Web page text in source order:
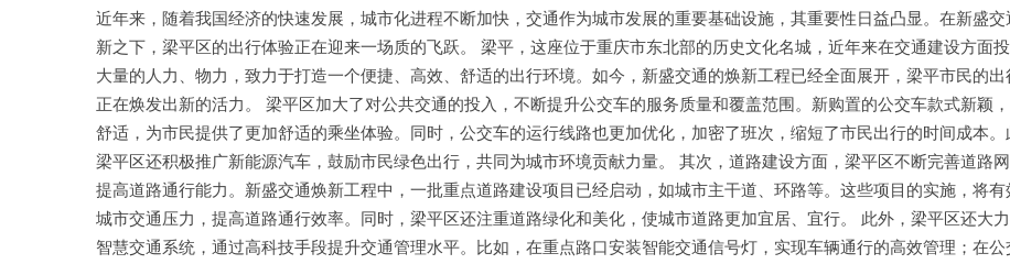
近年来，随着我国经济的快速发展，城市化进程不断加快，交通作为城市发展的重要基础设施，其重要性日益凸显。在新盛交
新之下，梁平区的出行体验正在迎来一场质的飞跃。 梁平，这座位于重庆市东北部的历史文化名城，近年来在交通建设方面
大量的人力、物力，致力于打造一个便捷、高效、舒适的出行环境。如今，新盛交通的焕新工程已经全面展开，梁平市民的出
正在焕发出新的活力。 梁平区加大了对公共交通的投入，不断提升公交车的服务质量和覆盖范围。新购置的公交车款式新颖
舒适，为市民提供了更加舒适的乘坐体验。同时，公交车的运行线路也更加优化，加密了班次，缩短了市民出行的时间成本。
梁平区还积极推广新能源汽车，鼓励市民绿色出行，共同为城市环境贡献力量。 其次，道路建设方面，梁平区不断完善道路网
提高道路通行能力。新盛交通焕新工程中，一批重点道路建设项目已经启动，如城市主干道、环路等。这些项目的实施，将有
城市交通压力，提高道路通行效率。同时，梁平区还注重道路绿化和美化，使城市道路更加宜居、宜行。 此外，梁平区还大
智慧交通系统，通过高科技手段提升交通管理水平。比如，在重点路口安装智能交通信号灯，实现车辆通行的高效管理；在公